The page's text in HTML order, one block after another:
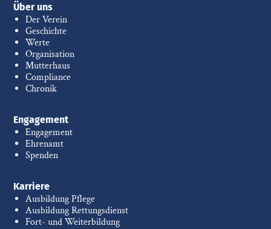
Über uns
Der Verein
Geschichte
Werte
Organisation
Mutterhaus
Compliance
Chronik
Engagement
Engagement
Ehrenamt
Spenden
Karriere
Ausbildung Pflege
Ausbildung Rettungsdienst
Fort- und Weiterbildung